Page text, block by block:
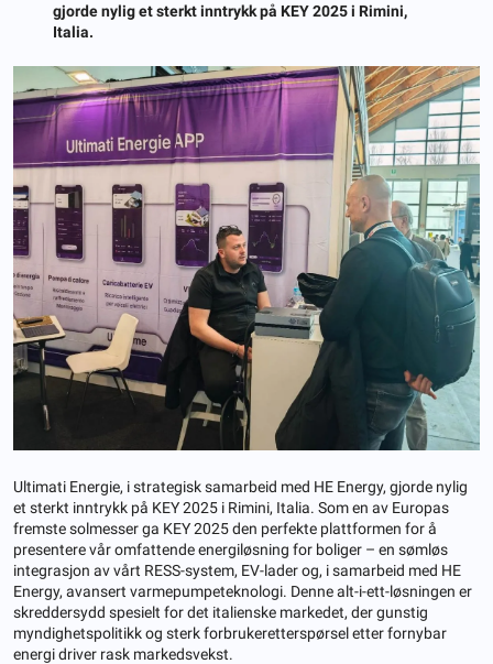
gjorde nylig et sterkt inntrykk på KEY 2025 i Rimini,
Italia.
Ultimati Energie, i strategisk samarbeid med HE Energy, gjorde nylig
et sterkt inntrykk på KEY 2025 i Rimini, Italia. Som en av Europas
fremste solmesser ga KEY 2025 den perfekte plattformen for å
presentere vår omfattende energiløsning for boliger – en sømløs
integrasjon av vårt RESS-system, EV-lader og, i samarbeid med HE
Energy, avansert varmepumpeteknologi. Denne alt-i-ett-løsningen er
skreddersydd spesielt for det italienske markedet, der gunstig
myndighetspolitikk og sterk forbrukeretterspørsel etter fornybar
energi driver rask markedsvekst.